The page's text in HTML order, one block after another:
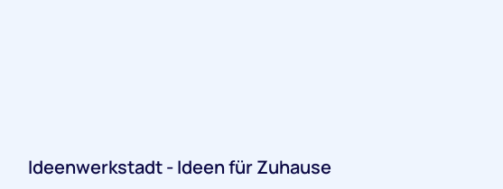
Ideenwerkstadt - Ideen für Zuhause